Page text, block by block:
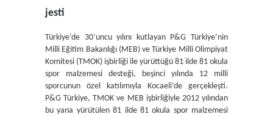
jesti
Türkiye’de 30’uncu yılını kutlayan P&G Türkiye’nin
Milli Eğitim Bakanlığı (MEB) ve Türkiye Milli Olimpiyat
Komitesi (TMOK) işbirliği ile yürüttüğü 81 ilde 81 okula
spor malzemesi desteği, beşinci yılında 12 milli
sporcunun özel katılımıyla Kocaeli’de gerçekleşti.
P&G Türkiye, TMOK ve MEB işbirliğiyle 2012 yılından
bu yana yürütülen 81 ilde 81 okula spor malzemesi